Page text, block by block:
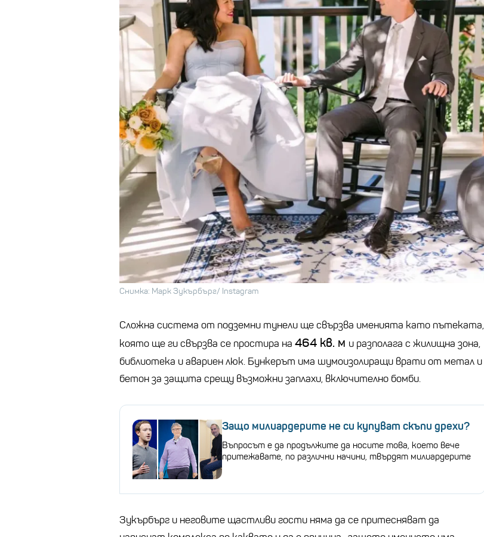
Снимка: Марк Зукърбърг/ Instagram
Сложна система от подземни тунели ще свързва именията като пътеката,
която ще ги свързва се простира на 464 кв. м и разполага с жилищна зона,
библиотека и авариен люк. Бункерът има шумоизолиращи врати от метал и
бетон за защита срещу възможни заплахи, включително бомби.
Защо милиардерите не си купуват скъпи дрехи?
Въпросът е да продължите да носите това, което вече
притежавате, по различни начини, твърдят милиардерите
Зукърбърг и неговите щастливи гости няма да се притесняват да